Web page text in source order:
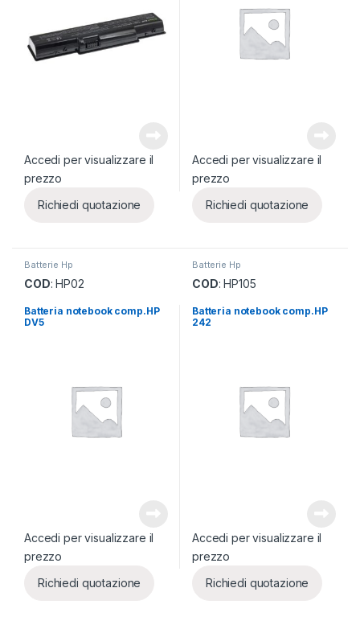
Accedi per visualizzare il
prezzo
Richiedi quotazione
Accedi per visualizzare il
prezzo
Richiedi quotazione
Batterie Hp
COD: HP02
Batteria notebook comp.HP
DV5
Accedi per visualizzare il
prezzo
Richiedi quotazione
Batterie Hp
COD: HP105
Batteria notebook comp.HP
242
Accedi per visualizzare il
prezzo
Richiedi quotazione